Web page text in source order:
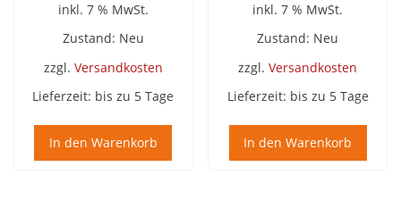
inkl. 7 % MwSt.
Zustand: Neu
zzgl. Versandkosten
Lieferzeit: bis zu 5 Tage
In den Warenkorb
inkl. 7 % MwSt.
Zustand: Neu
zzgl.Versandkosten
Lieferzeit: bis zu 5 Tage
In den Warenkorb